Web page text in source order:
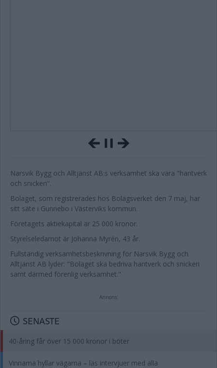
Narsvik Bygg och Alltjänst AB:s verksamhet ska vara "hantverk
och snickeri".
Bolaget, som registrerades hos Bolagsverket den 7 maj, har
sitt säte i Gunnebo i Västerviks kommun.
Företagets aktiekapital är 25 000 kronor.
Styrelseledamot är Johanna Myrén, 43 år.
Fullständig verksamhetsbeskrivning för Narsvik Bygg och
Alltjänst AB lyder: "Bolaget ska bedriva hantverk och snickeri
samt därmed förenlig verksamhet."
Annons:
SENASTE
40-åring får över 15 000 kronor i böter
Vinnarna hyllar vägarna – läs intervjuer med alla